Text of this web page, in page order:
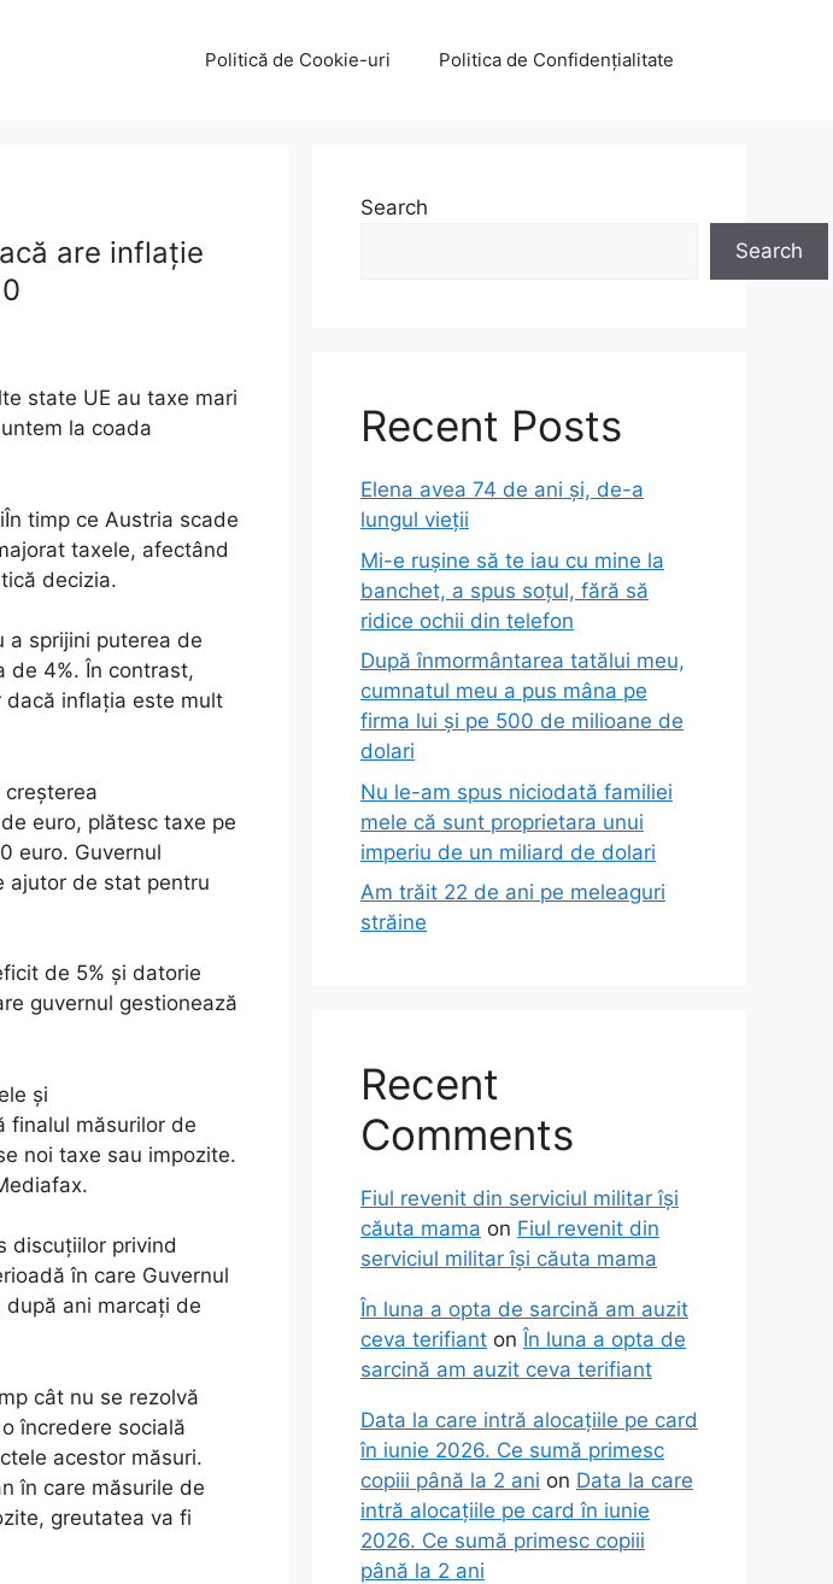
Politică de Cookie-uri Politica de Confidențialitate
are inflație
state UE au taxe mari
la coada
timp ce Austria scade
taxele, afectând
decizia.
a sprijini puterea de
de 4%. În contrast,
dacă inflația este mult
creșterea
euro, plătesc taxe pe
euro. Guvernul
ajutor de stat pentru
de 5% și datorie
guvernul gestionează
și
finalul măsurilor de
noi taxe sau impozite.
discuțiilor privind
în care Guvernul
ani marcați de
cât nu se rezolvă
încredere socială
acestor măsuri.
în care măsurile de
greutatea va fi
Search
Search
Recent Posts
Elena avea 74 de ani și, de-a
lungul vieții
Mi-e rușine să te iau cu mine la
banchet, a spus soțul, fără să
ridice ochii din telefon
După înmormântarea tatălui meu,
cumnatul meu a pus mâna pe
firma lui și pe 500 de milioane de
dolari
Nu le-am spus niciodată familiei
mele că sunt proprietara unui
imperiu de un miliard de dolari
Am trăit 22 de ani pe meleaguri
străine
Recent
Comments
Fiul revenit din serviciul militar își
căuta mama on Fiul revenit din
serviciul militar își căuta mama
În luna a opta de sarcină am auzit
ceva terifiant on În luna a opta de
sarcină am auzit ceva terifiant
Data la care intră alocațiile pe card
în iunie 2026. Ce sumă primesc
copiii până la 2 ani on Data la care
intră alocațiile pe card în iunie
2026. Ce sumă primesc copiii
până la 2 ani